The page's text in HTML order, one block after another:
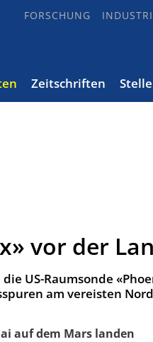
FORSCHUNG
Zeitschriften
vor der
US-Raumsonde
am vereisten
auf dem Mars landen